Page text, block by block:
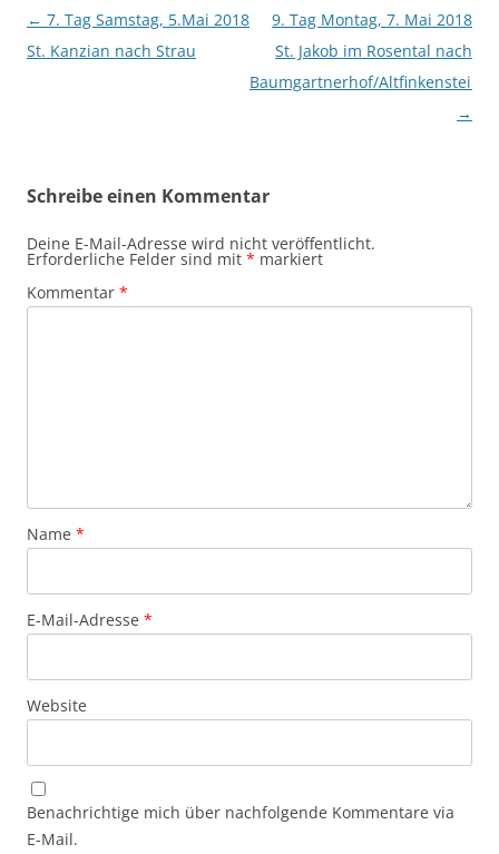
Beitragsnavigation
← 7. Tag Samstag, 5.Mai 2018
St. Kanzian nach Strau
9. Tag Montag, 7. Mai 2018
St. Jakob im Rosental nach
Baumgartnerhof/Altfinkenstein
→
Schreibe einen Kommentar
Deine E-Mail-Adresse wird nicht veröffentlicht.
Erforderliche Felder sind mit * markiert
Kommentar *
Name *
E-Mail-Adresse *
Website
Benachrichtige mich über nachfolgende Kommentare via
E-Mail.